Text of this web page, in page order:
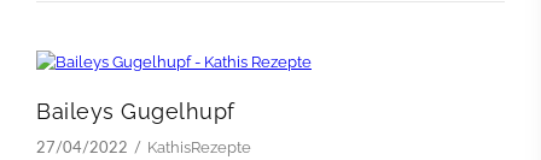
Baileys Gugelhupf
27/04/2022 KathisRezepte